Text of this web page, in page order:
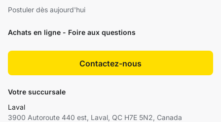
Postuler dès aujourd'hui
Achats en ligne - Foire aux questions
Contactez-nous
Votre succursale
Laval
3900 Autoroute 440 est, Laval, QC H7E 5N2, Canada